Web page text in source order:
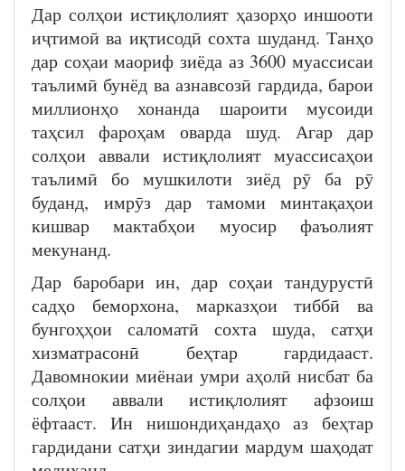
Дар солҳои истиқлолият ҳазорҳо иншооти
иҷтимоӣ ва иқтисодӣ сохта шуданд. Танҳо
дар соҳаи маориф зиёда аз 3600 муассисаи
таълимӣ бунёд ва азнавсозӣ гардида, барои
миллионҳо хонанда шароити мусоиди
таҳсил фароҳам оварда шуд. Агар дар
солҳои аввали истиқлолият муассисаҳои
таълимӣ бо мушкилоти зиёд рӯ ба рӯ
буданд, имрӯз дар тамоми минтақаҳои
кишвар мактабҳои муосир фаъолият
мекунанд.
Дар баробари ин, дар соҳаи тандурустӣ
садҳо беморхона, марказҳои тиббӣ ва
бунгоҳҳои саломатӣ сохта шуда, сатҳи
хизматрасонӣ беҳтар гардидааст.
Давомнокии миёнаи умри аҳолӣ нисбат ба
солҳои аввали истиқлолият афзоиш
ёфтааст. Ин нишондиҳандаҳо аз беҳтар
гардидани сатҳи зиндагии мардум шаҳодат